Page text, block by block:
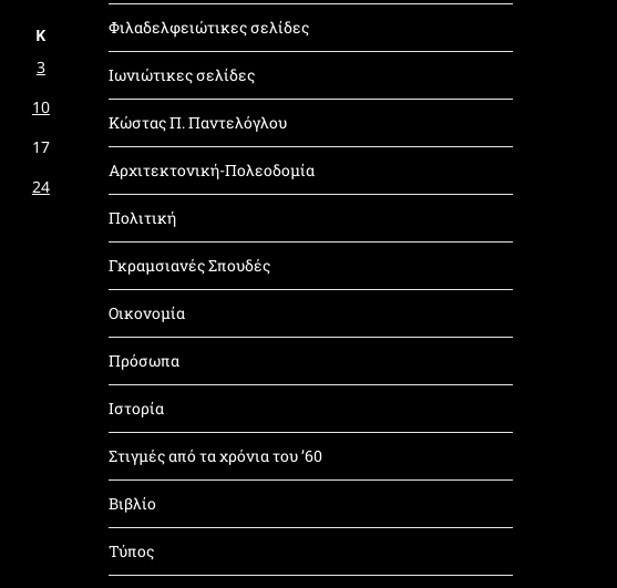
Κ
3
10
17
24
Φιλαδελφειώτικες σελίδες
Ιωνιώτικες σελίδες
Κώστας Π. Παντελόγλου
Αρχιτεκτονική-Πολεοδομία
Πολιτική
Γκραμσιανές Σπουδές
Οικονομία
Πρόσωπα
Ιστορία
Στιγμές από τα χρόνια του ’60
Βιβλίο
Τύπος